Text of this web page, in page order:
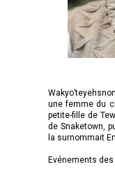
une femme du
petite-fille de
de Snaketown,
la surnommait
Evénements